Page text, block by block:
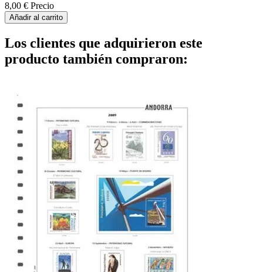
8,00 € Precio
Añadir al carrito
Los clientes que adquirieron este
producto también compraron: